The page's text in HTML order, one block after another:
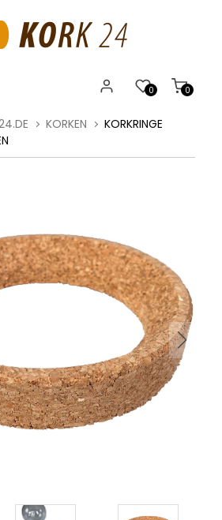
0
0
KORKEN
KORKRINGE